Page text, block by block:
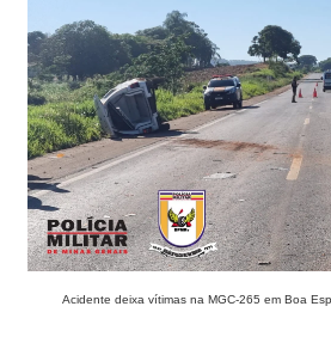
Acidente deixa vítimas na MGC-265 em Boa